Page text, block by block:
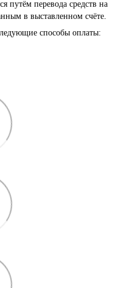
путём перевода средств на
в выставленном счёте.
способы оплаты: